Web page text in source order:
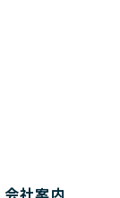
会社案内